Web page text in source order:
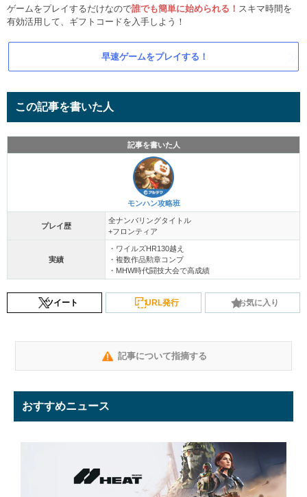
ゲームをプレイするだけなので誰でも簡単に始められる！ スキマ時間を
有効活用して、ギフトコードを入手しよう！
早速ゲームをプレイする！
この記事を書いた人
記事を書いた人
モンハン攻略班
プレイ歴
全ナンバリングタイトル
+フロンティア
実績
・ワイルズHR130越え
・複数作品勲章コンプ
・MHW時代闘技大会で高成績
ツイート URL発行 お気に入り
記事について指摘する
おすすめニュース